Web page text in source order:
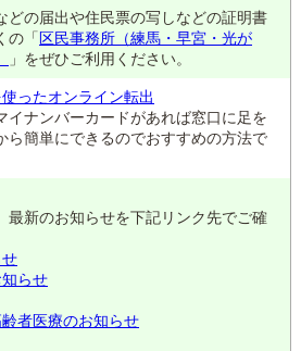
の届出や住民票の写しなどの証明書
の「 区民事務所（練馬・早宮・光が
」をぜひご利用ください。
ったオンライン転出
ナンバーカードがあれば窓口に足を
ら簡単にできるのでおすすめの方法で
新のお知らせを下記リンク先でご確
らせ
者医療のお知らせ